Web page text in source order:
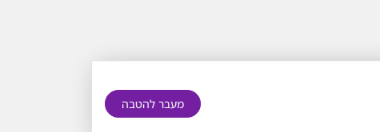
מעבר להטבה